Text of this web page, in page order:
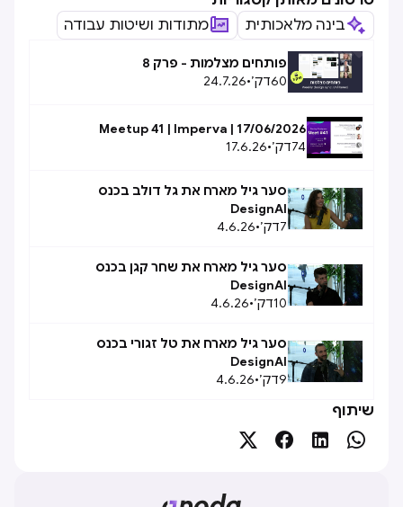
בינה מלאכותית
מתודות ושיטות עבודה
פותחים מצלמות - פרק 8
60דק׳•
24.7.26
Meetup 41 | Imperva | 17/06/2026
74דק׳•
17.6.26
סער גיל מארח את גל דולב בכנס
DesignAI
7דק׳•
4.6.26
סער גיל מארח את שחר קגן בכנס
DesignAI
10דק׳•
4.6.26
סער גיל מארח את טל זגורי בכנס
DesignAI
9דק׳•
4.6.26
שיתוף



